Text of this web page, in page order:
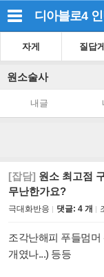
디아블로4
자게 질답게
원소술사
내글
[잡담] 원소 최고점
무난한가요?
극대화반응 댓글: 4 개
조각난해피 푸들멈
개였나...) 등등